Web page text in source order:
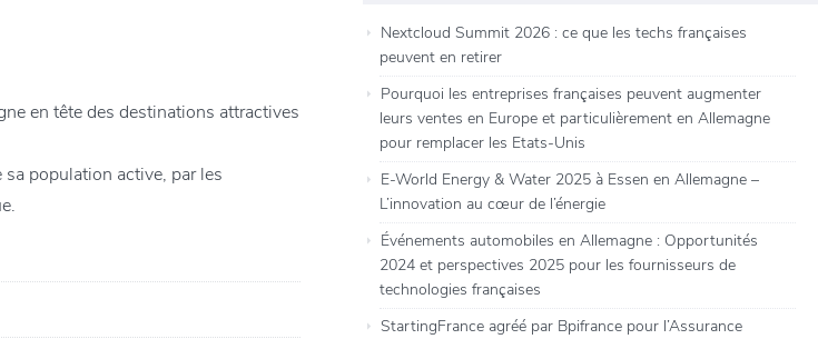
en tête des destinations attractives
population active, par les
Nextcloud Summit 2026 : ce que les techs françaises
peuvent en retirer
Pourquoi les entreprises françaises peuvent augmenter
leurs ventes en Europe et particulièrement en Allemagne
pour remplacer les Etats-Unis
E-World Energy & Water 2025 à Essen en Allemagne –
L’innovation au cœur de l’énergie
Événements automobiles en Allemagne : Opportunités
2024 et perspectives 2025 pour les fournisseurs de
technologies françaises
StartingFrance agréé par Bpifrance pour l’Assurance